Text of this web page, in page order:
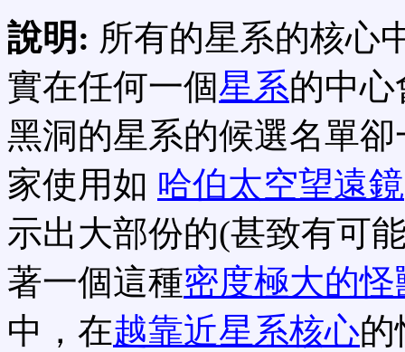
說明: 所有的星系的核心
實在任何一個星系的中心
黑洞的星系的候選名單
家使用如 哈伯太空望遠鏡
示出大部份的(甚致有可
著一個這種密度極大的怪
中，在越靠近星系核心的